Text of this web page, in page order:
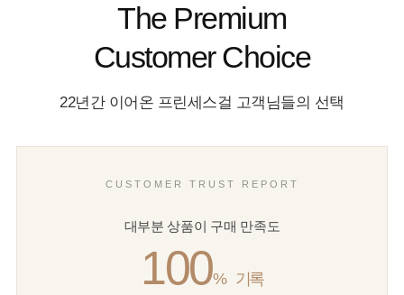
The Premium
Customer Choice
22년간 이어온 프린세스걸 고객님들의 선택
CUSTOMER TRUST REPORT
대부분 상품이 구매 만족도
100% 기록